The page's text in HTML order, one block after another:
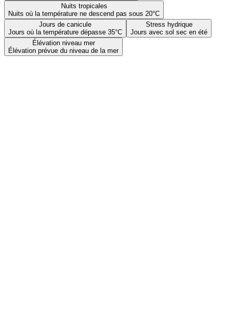
Nuits tropicales
Nuits où la température ne descend pas sous 20°C
Jours de canicule
Jours où la température dépasse 35°C
Stress hydrique
Jours avec sol sec en été
Élévation niveau mer
Élévation prévue du niveau de la mer